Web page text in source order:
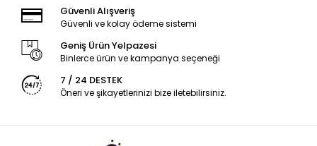
Güvenli Alışveriş
Güvenli ve kolay ödeme sistemi
Geniş Ürün Yelpazesi
Binlerce ürün ve kampanya seçeneği
7 / 24 DESTEK
Öneri ve şikayetlerinizi bize iletebilirsiniz.